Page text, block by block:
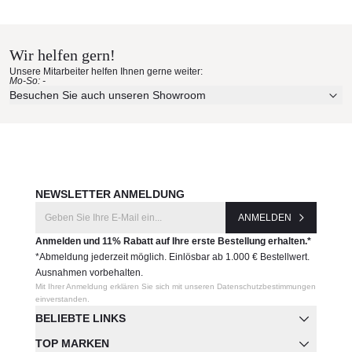
Leicht zu reinigen
Inkl. Sitzpolster
Kenneth Cobonpue
bestellen
Erleben Sie unsere Stoffe und Materialien ganz in Ruhe in
Ihren eigenen vier Wänden.
Wir helfen gern!
Unsere Mitarbeiter helfen Ihnen gerne weiter:
Mo-So: -
Besuchen Sie auch unseren Showroom
BELIEBTE LINKS
TOP MARKEN
NEWSLETTER ANMELDUNG
ANMELDEN
Anmelden und 11% Rabatt auf Ihre erste Bestellung erhalten.*
*Abmeldung jederzeit möglich. Einlösbar ab 1.000 € Bestellwert.
Ausnahmen vorbehalten.
Mit Ihrer Anmeldung erklären Sie sich mit unseren Datenschutzbestimmungen
einverstanden.